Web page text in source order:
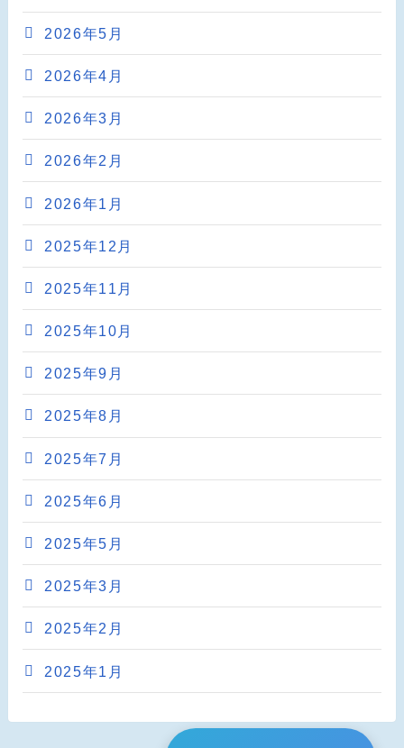
2026年5月
2026年4月
2026年3月
2026年2月
2026年1月
2025年12月
2025年11月
2025年10月
2025年9月
2025年8月
2025年7月
2025年6月
2025年5月
2025年3月
2025年2月
2025年1月